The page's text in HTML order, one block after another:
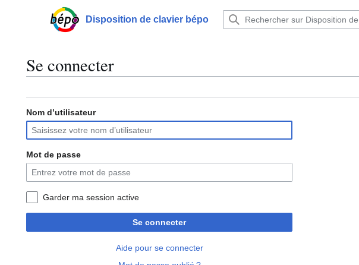
Menu principalDisposition de clavier bépo
Se connecter
Nom d’utilisateur
Mot de passe
Garder ma session active
Se connecter
Aide pour se connecter